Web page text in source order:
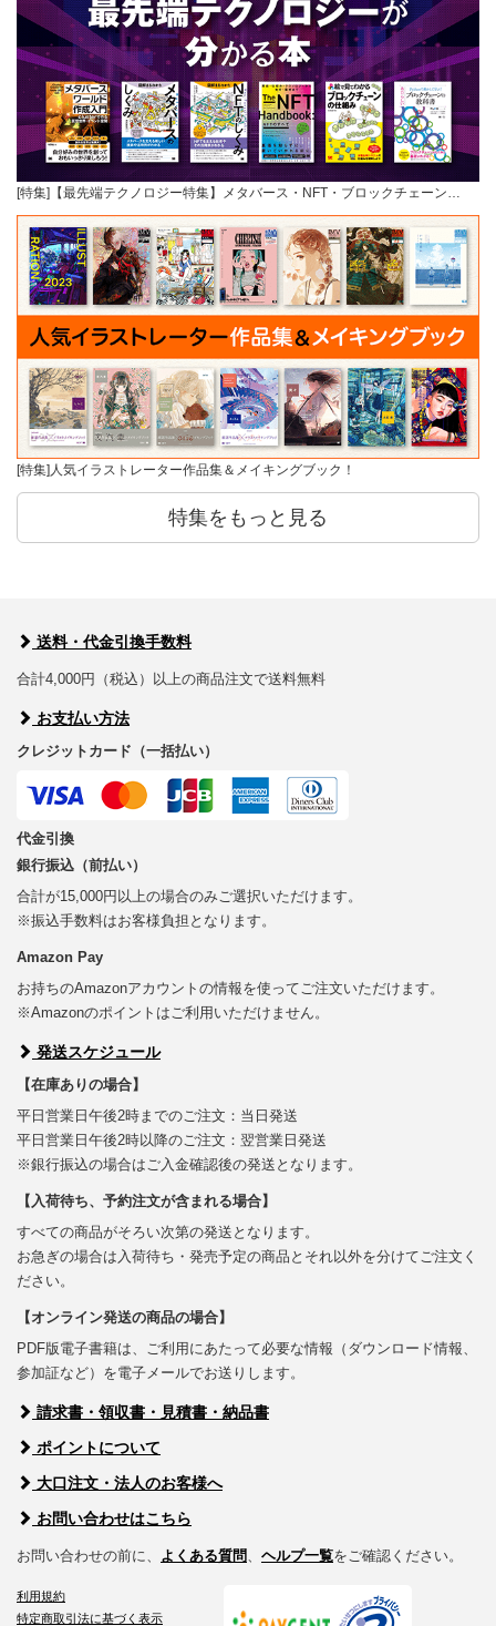
[特集]【最先端テクノロジー特集】メタバース・NFT・ブロックチェーン…
[特集]人気イラストレーター作品集＆メイキングブック！
特集をもっと見る
送料・代金引換手数料
合計4,000円（税込）以上の商品注文で送料無料
お支払い方法
クレジットカード（一括払い）
代金引換
銀行振込（前払い）
合計が15,000円以上の場合のみご選択いただけます。
※振込手数料はお客様負担となります。
Amazon Pay
お持ちのAmazonアカウントの情報を使ってご注文いただけます。
※Amazonのポイントはご利用いただけません。
発送スケジュール
【在庫ありの場合】
平日営業日午後2時までのご注文：当日発送
平日営業日午後2時以降のご注文：翌営業日発送
※銀行振込の場合はご入金確認後の発送となります。
【入荷待ち、予約注文が含まれる場合】
すべての商品がそろい次第の発送となります。
お急ぎの場合は入荷待ち・発売予定の商品とそれ以外を分けてご注文く
ださい。
【オンライン発送の商品の場合】
PDF版電子書籍は、ご利用にあたって必要な情報（ダウンロード情報、
参加証など）を電子メールでお送りします。
請求書・領収書・見積書・納品書
ポイントについて
大口注文・法人のお客様へ
お問い合わせはこちら
お問い合わせの前に、 よくある質問 ヘルプ一覧をご確認ください。
利用規約
特定商取引法に基づく表示